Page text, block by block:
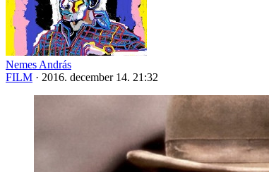
Nemes András
FILM · 2016. december 14. 21:32